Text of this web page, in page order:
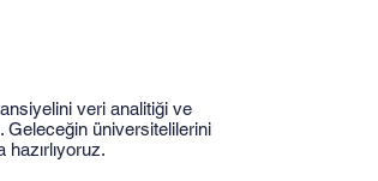
veri analitiği ve
üniversitelilerini
hazırlıyoruz.